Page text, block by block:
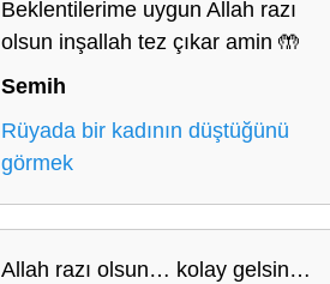
Beklentilerime uygun Allah razı
olsun inşallah tez çıkar amin 🤲
Semih
Rüyada bir kadının düştüğünü
görmek
Allah razı olsun… kolay gelsin…